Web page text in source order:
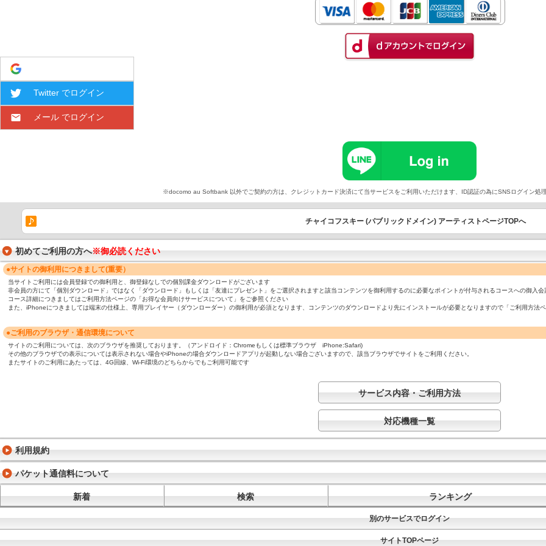
Twitter でログイン
メール でログイン
※docomo au Softbank 以外でご契約の方は、クレジットカード決済にて当サービスをご利用いただけます、ID認証の為にSNSログイン処
チャイコフスキー (パブリックドメイン) アーティストページTOPへ
初めてご利用の方へ※御必読ください
●サイトの御利用につきまして(重要）
当サイトご利用には会員登録での御利用と、御登録なしでの個別課金ダウンロードがございます
非会員の方にて「個別ダウンロード」ではなく「ダウンロード」もしくは「友達にプレゼント」をご選択されますと該当コンテンツを御利用するのに必要なポイントが付与されるコースへの御入会
コース詳細につきましてはご利用方法ページの「お得な会員向けサービスについて」をご参照ください
また、iPhoneにつきましては端末の仕様上、専用プレイヤー（ダウンローダー）の御利用が必須となります、コンテンツのダウンロードより先にインストールが必要となりますので「ご利用方法
●ご利用のブラウザ・通信環境について
サイトのご利用については、次のブラウザを推奨しております。（アンドロイド：Chromeもしくは標準ブラウザ iPhone:Safari)
その他のブラウザでの表示については表示されない場合やiPhoneの場合ダウンロードアプリが起動しない場合ございますので、該当ブラウザでサイトをご利用ください。
またサイトのご利用にあたっては、4G回線、Wi-Fi環境のどちらからでもご利用可能です
サービス内容・ご利用方法
対応機種一覧
利用規約
パケット通信料について
新着 検索 ランキング
別のサービスでログイン
サイトTOPページ